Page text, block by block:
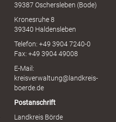
39387 Oschersleben (Bode)
Kronesruhe 8
39340 Haldensleben
Telefon: +49 3904 7240-0
Fax: +49 3904 49008
E-Mail:
kreisverwaltung@landkreis-
boerde.de
Postanschrift
Landkreis Börde